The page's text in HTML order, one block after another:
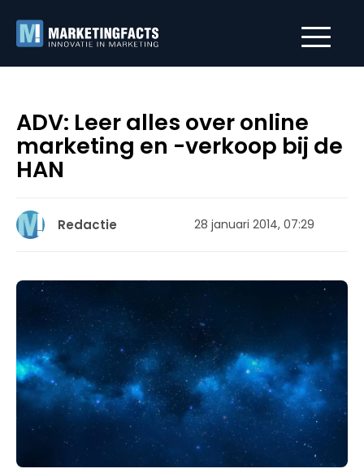
ADV: Leer alles over online
marketing en -verkoop bij de
HAN
Redactie 28 januari 2014, 07:29